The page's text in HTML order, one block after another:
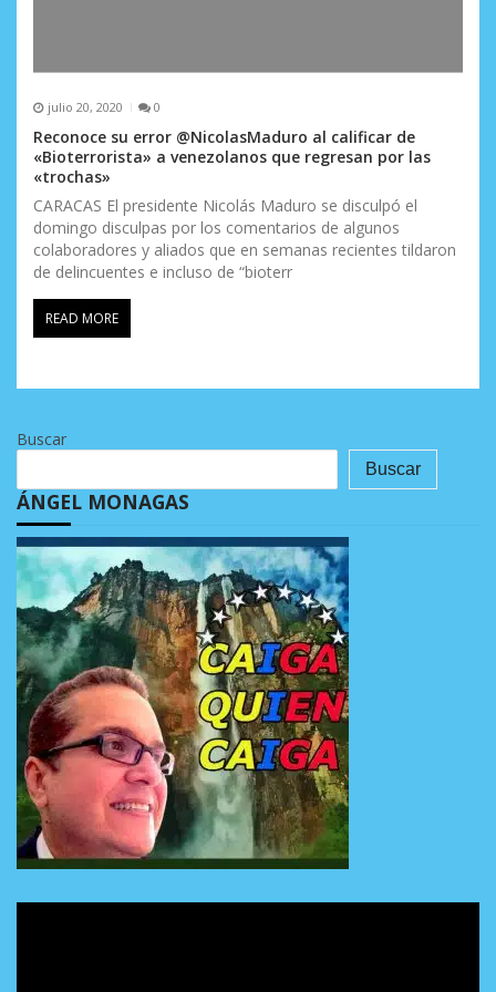
julio 20, 2020 0
Reconoce su error @NicolasMaduro al calificar de
«Bioterrorista» a venezolanos que regresan por las
«trochas»
CARACAS El presidente Nicolás Maduro se disculpó el
domingo disculpas por los comentarios de algunos
colaboradores y aliados que en semanas recientes tildaron
de delincuentes e incluso de “bioterr
READ MORE
Buscar
Buscar
ÁNGEL MONAGAS